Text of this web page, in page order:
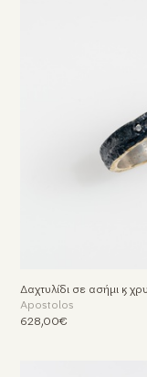
Δαχτυλίδι σε ασήμι &
Apostolos
628,00€